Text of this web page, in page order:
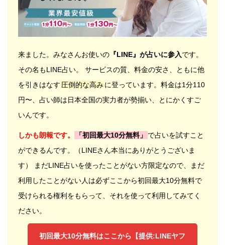
来ました。みなさんお使いの 『LINE』が占いに参入です。
その名もLINE占い。 サービスの質、料金の安さ、ともに他
を引きはなす 圧倒的な高みに登っています。料金は1分110
円〜、占い師は日本全国の実力者が勢揃い、とにかくすご
いんです。
しかも朗報です。 「初回最大10分無料」
で占いを試すこと
ができるんです。（LINEさん本当にありがとうございま
す） まだLINE占いを使ったことがない方限定なので、まだ
利用したことがない人は必ずここから初回最大10分無料で
受けられる権利をもらって、それを使って利用してみてく
ださい。
初回最大10分無料はここから【提供:LINEヤフ